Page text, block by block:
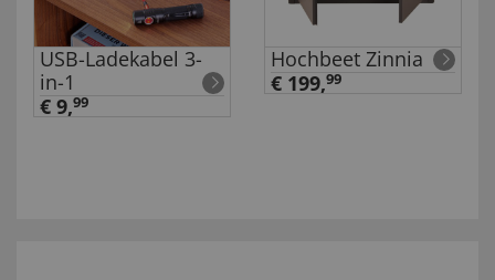
USB-Ladekabel 3-
in-1
€ 9,99
Hochbeet Zinnia
€ 199,99